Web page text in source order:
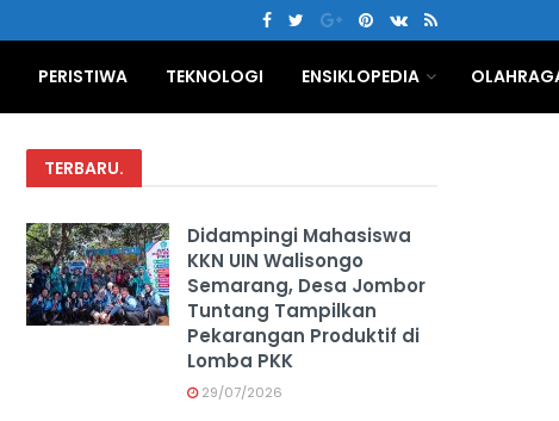
PERISTIWA TEKNOLOGI ENSIKLOPEDIA
TERBARU.
Didampingi Mahasiswa
KKN UIN Walisongo
Semarang, Desa Jombor
Tuntang Tampilkan
Pekarangan Produktif di
Lomba PKK
29/07/2026